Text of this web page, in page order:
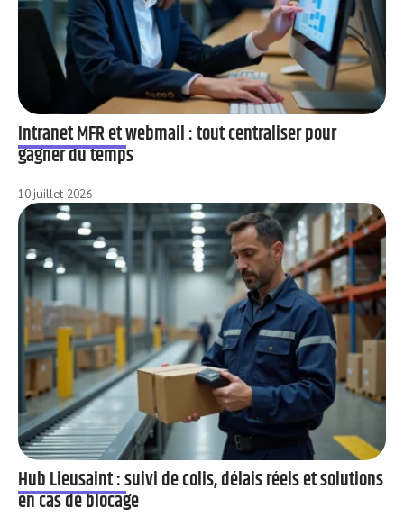
Intranet MFR et webmail : tout centraliser pour
gagner du temps
10 juillet 2026
Hub Lieusaint : suivi de colis, délais réels et solutions
en cas de blocage